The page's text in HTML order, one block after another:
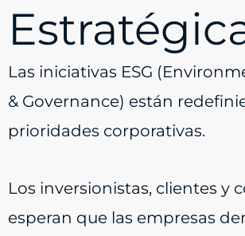
Las iniciativas ESG
& Governance) están
prioridades corporativas.
Los inversionistas, clientes y
esperan que las empresas